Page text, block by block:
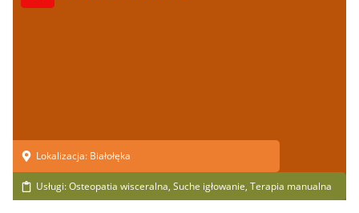
Lokalizacja: Białołęka
Usługi:Osteopatia wisceralna, Suche igłowanie, Terapia manualna